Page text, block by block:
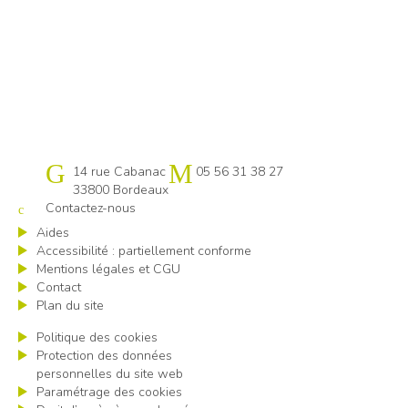
Cap emploi 33
14 rue Cabanac
33800 Bordeaux
05 56 31 38 27
Contactez-nous
Aides
Accessibilité : partiellement conforme
Mentions légales et CGU
Contact
Plan du site
Politique des cookies
Protection des données
personnelles du site web
Paramétrage des cookies